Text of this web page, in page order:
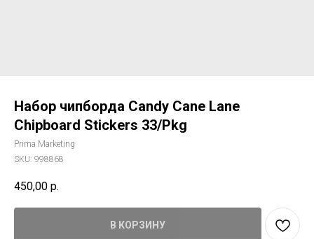
Набор чипборда Candy Cane Lane
Chipboard Stickers 33/Pkg
Prima Marketing
SKU: 998868
450,00 р.
В КОРЗИНУ